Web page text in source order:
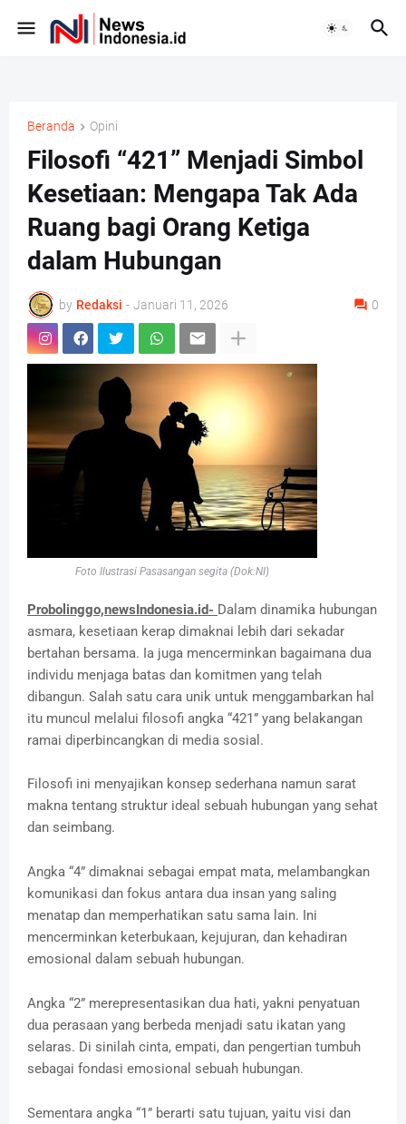
Beranda Opini
Filosofi “421” Menjadi Simbol
Kesetiaan: Mengapa Tak Ada
Ruang bagi Orang Ketiga
dalam Hubungan
by Redaksi - Januari 11, 2026 0
Foto Ilustrasi Pasasangan segita (Dok:NI)
Probolinggo,newsIndonesia.id- Dalam dinamika hubungan
asmara, kesetiaan kerap dimaknai lebih dari sekadar
bertahan bersama. Ia juga mencerminkan bagaimana dua
individu menjaga batas dan komitmen yang telah
dibangun. Salah satu cara unik untuk menggambarkan hal
itu muncul melalui filosofi angka “421” yang belakangan
ramai diperbincangkan di media sosial.
Filosofi ini menyajikan konsep sederhana namun sarat
makna tentang struktur ideal sebuah hubungan yang sehat
dan seimbang.
Angka “4” dimaknai sebagai empat mata, melambangkan
komunikasi dan fokus antara dua insan yang saling
menatap dan memperhatikan satu sama lain. Ini
mencerminkan keterbukaan, kejujuran, dan kehadiran
emosional dalam sebuah hubungan.
Angka “2” merepresentasikan dua hati, yakni penyatuan
dua perasaan yang berbeda menjadi satu ikatan yang
selaras. Di sinilah cinta, empati, dan pengertian tumbuh
sebagai fondasi emosional sebuah hubungan.
Sementara angka “1” berarti satu tujuan, yaitu visi dan
st
a
g
r
c
e
b
o
o